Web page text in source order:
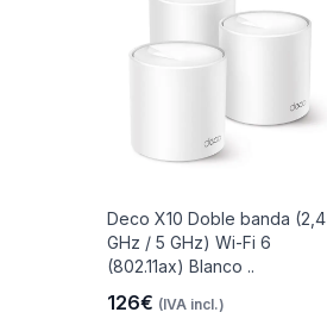
Deco X10 Doble banda (2,4
GHz / 5 GHz) Wi-Fi 6
(802.11ax) Blanco ..
126€ (IVA incl.)